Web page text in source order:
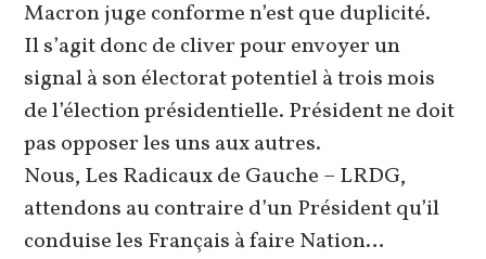
Macron juge conforme n’est que duplicité.
Il s’agit donc de cliver pour envoyer un
signal à son électorat potentiel à trois mois
de l’élection présidentielle. Président ne doit
pas opposer les uns aux autres.
Nous, Les Radicaux de Gauche – LRDG,
attendons au contraire d’un Président qu’il
conduise les Français à faire Nation…